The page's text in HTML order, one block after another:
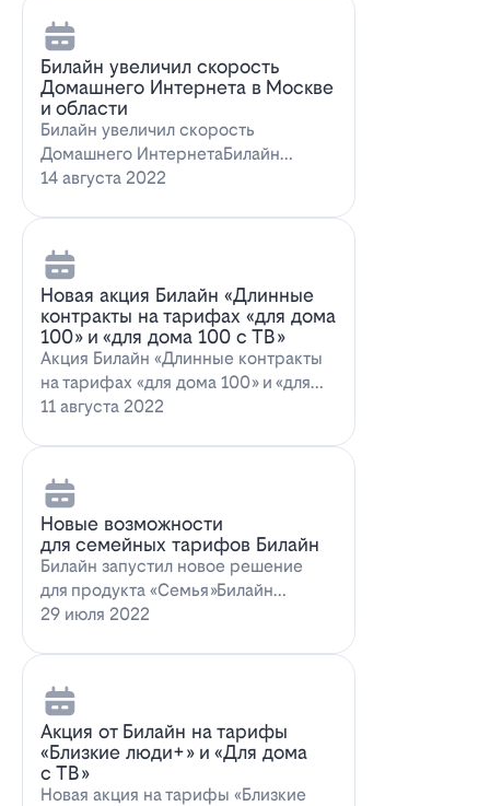
Билайн увеличил скорость
Домашнего Интернета в Москве
и области
Билайн увеличил скорость
Домашнего ИнтернетаБилайн
увеличил скорость Домашнего
14 августа 2022
Новая акция Билайн «Длинные
контракты на тарифах «для дома
100» и «для дома 100 с ТВ»
Акция Билайн «Длинные контракты
на тарифах «для дома 100» и «для
дома 100 с…
11 августа 2022
Новые возможности
для семейных тарифов Билайн
Билайн запустил новое решение
для продукта «Семья»Билайн
объявил о запуске новых возможн…
29 июля 2022
Акция от Билайн на тарифы
«Близкие люди+» и «Для дома
с ТВ»
Новая акция на тарифы «Близкие